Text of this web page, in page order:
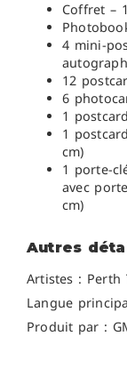
Coffret –
4 mini-
12
6
1
1
cm)
1 porte-
avec
cm)
Autres
Artistes : Perth
Langue
Produit par :